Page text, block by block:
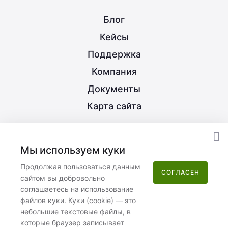
Блог
Кейсы
Поддержка
Компания
Документы
Карта сайта
Москва,улица Потаповская Роща, 12к2
Пн–Пт 08:00–17:00
Мы используем куки
Продолжая пользоваться данным
сайтом вы добровольно
соглашаетесь на использование
файлов куки. Куки (cookie) — это
небольшие текстовые файлы, в
которые браузер записывает
СОГЛАСЕН